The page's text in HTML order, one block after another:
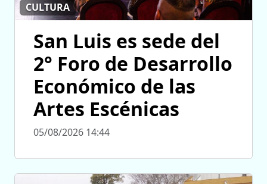
CULTURA
San Luis es sede del
2° Foro de Desarrollo
Económico de las
Artes Escénicas
05/08/2026 14:44